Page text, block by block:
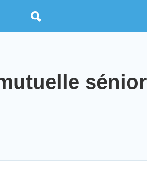
sénior